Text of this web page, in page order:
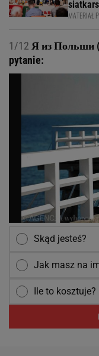
MATERIAŁ
1/12 Я из Польши
pytanie:
Skąd jesteś?
Jak masz na
Ile to kosztuje?